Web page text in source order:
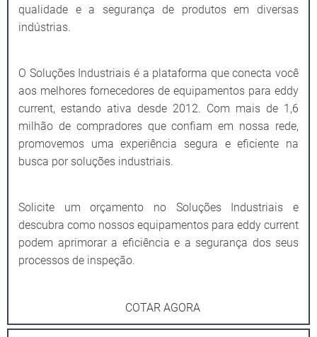
qualidade e a segurança de produtos em diversas
indústrias.
O Soluções Industriais é a plataforma que conecta você
aos melhores fornecedores de equipamentos para eddy
current, estando ativa desde 2012. Com mais de 1,6
milhão de compradores que confiam em nossa rede,
promovemos uma experiência segura e eficiente na
busca por soluções industriais.
Solicite um orçamento no Soluções Industriais e
descubra como nossos equipamentos para eddy current
podem aprimorar a eficiência e a segurança dos seus
processos de inspeção.
COTAR AGORA